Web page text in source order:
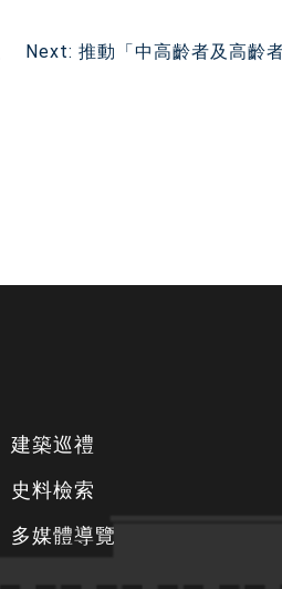
Next: 推動「中高齡者及高齡
建築巡禮
史料檢索
多媒體導覽